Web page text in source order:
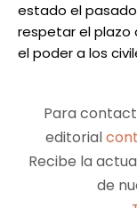
estado el
respetar el plazo
el poder a los
Para
editorial
Recibe la
de